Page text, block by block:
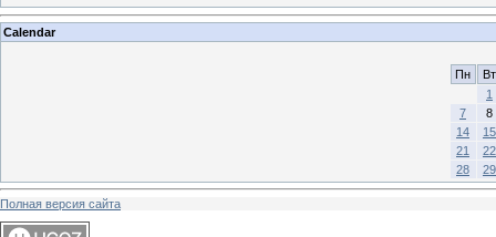
Calendar
Пн
Вт
1
7
8
14
15
21
22
28
29
Полная версия сайта